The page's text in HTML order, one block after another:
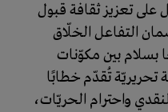
على تعزيز ثقافة قبول
التفاعل الخلّاق
بسلام بين مكوّنات
تحريريّة تُقدّم خطابًا
واحترام الحريّات،